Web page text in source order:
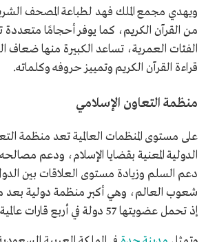
ويهدي مجمع الملك فهد لطباعة المصحف
من القرآن الكريم، كما يوفر أحجامًا
الفئات العمرية، تساعد الكبيرة منها ضعاف
قراءة القرآن الكريم وتمييز حروفه وكلماته.
منظمة التعاون الإسلامي
على مستوى المنظمات العالمية تعد منظمة
الدولية المعنية بقضايا الإسلام، ودعم
دعم السلم وزيادة مستوى العلاقات بين
شعوب العالم، وهي أكبر منظمة دولية بعد
إذ تحمل عضويتها 57 دولة في أربع قارات عالمية.